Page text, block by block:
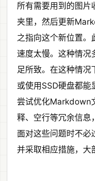
所有需要用到的图片
夹里，然后更新
之指向这个新位置。
速度太慢。这种情况
足所致。在这种情
或使用SSD硬盘都能
尝试优化Markdown
释、空行等冗余信息
面对这些问题时不必
并采取相应措施，大